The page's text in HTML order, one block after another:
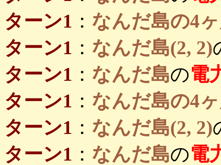
ターン1 ： なんだ島の4
ターン1 ： なんだ島(2, 2)
ターン1 ： なんだ島の電
ターン1 ： なんだ島の4
ターン1 ： なんだ島(2, 2)
ターン1 ： なんだ島の電